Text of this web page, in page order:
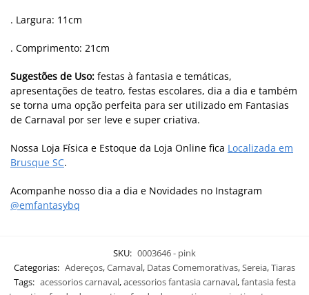
. Largura: 11cm
. Comprimento: 21cm
Sugestões de Uso: festas à fantasia e temáticas,
apresentações de teatro, festas escolares, dia a dia e também
se torna uma opção perfeita para ser utilizado em Fantasias
de Carnaval por ser leve e super criativa.
Nossa Loja Física e Estoque da Loja Online fica Localizada em
Brusque SC.
Acompanhe nosso dia a dia e Novidades no Instagram
@emfantasybq
SKU: 0003646 - pink
Categorias: Adereços,Carnaval, Datas Comemorativas,Sereia,Tiaras
Tags: acessorios carnaval,acessorios fantasia carnaval,fantasia festa